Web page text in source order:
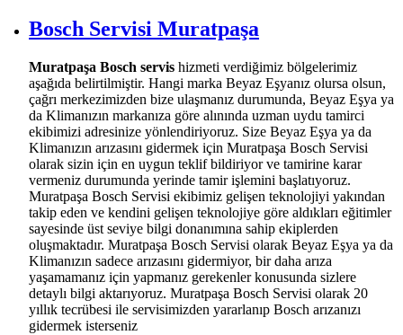
Bosch Servisi Muratpaşa
Muratpaşa Bosch servis hizmeti verdiğimiz bölgelerimiz
aşağıda belirtilmiştir. Hangi marka Beyaz Eşyanız olursa olsun,
çağrı merkezimizden bize ulaşmanız durumunda, Beyaz Eşya ya
da Klimanızın markanıza göre alınında uzman uydu tamirci
ekibimizi adresinize yönlendiriyoruz. Size Beyaz Eşya ya da
Klimanızın arızasını gidermek için Muratpaşa Bosch Servisi
olarak sizin için en uygun teklif bildiriyor ve tamirine karar
vermeniz durumunda yerinde tamir işlemini başlatıyoruz.
Muratpaşa Bosch Servisi ekibimiz gelişen teknolojiyi yakından
takip eden ve kendini gelişen teknolojiye göre aldıkları eğitimler
sayesinde üst seviye bilgi donanımına sahip ekiplerden
oluşmaktadır. Muratpaşa Bosch Servisi olarak Beyaz Eşya ya da
Klimanızın sadece arızasını gidermiyor, bir daha arıza
yaşamamanız için yapmanız gerekenler konusunda sizlere
detaylı bilgi aktarıyoruz. Muratpaşa Bosch Servisi olarak 20
yıllık tecrübesi ile servisimizden yararlanıp Bosch arızanızı
gidermek isterseniz